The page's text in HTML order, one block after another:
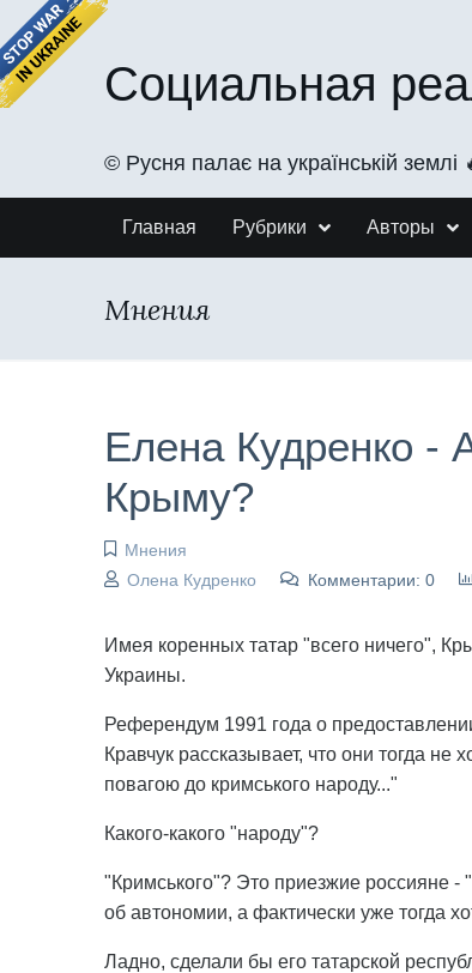
Социальная
©️ Русня палає на українській землі
Главная Рубрики Авторы
Мнения
Елена Кудренко -
Крыму?
Мнения
Олена Кудренко
Комментарии: 0
Имея коренных татар "всего ничего",
Украины.
Референдум 1991 года о
Кравчук рассказывает, что они тогда не
повагою до кримського народу..."
Какого-какого "народу"?
"Кримського"? Это приезжие россияне -
об автономии, а фактически уже тогда
Ладно, сделали бы его татарской